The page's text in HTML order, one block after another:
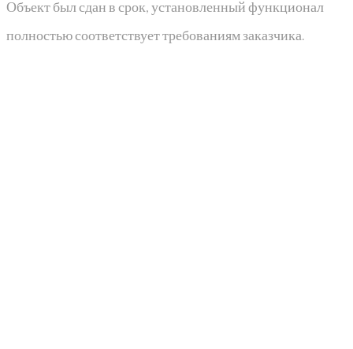
Объект был сдан в срок, установленный функционал
полностью соответствует требованиям заказчика.